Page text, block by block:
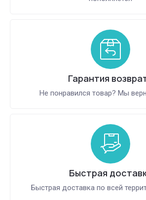
Гарантия
Не понравился товар? Мы
Быстрая
Быстрая доставка по всей